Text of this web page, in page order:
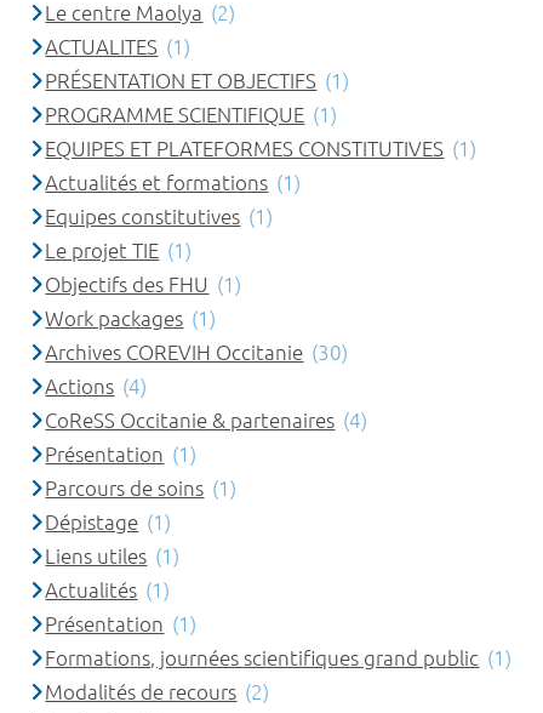
Le centre Maolya (2)
ACTUALITES (1)
PRÉSENTATION ET OBJECTIFS (1)
PROGRAMME SCIENTIFIQUE (1)
EQUIPES ET PLATEFORMES CONSTITUTIVES (1)
Actualités et formations (1)
Equipes constitutives (1)
Le projet TIE (1)
Objectifs des FHU (1)
Work packages (1)
Archives COREVIH Occitanie (30)
Actions (4)
CoReSS Occitanie & partenaires (4)
Présentation (1)
Parcours de soins (1)
Dépistage (1)
Liens utiles (1)
Actualités (1)
Présentation (1)
Formations, journées scientifiques grand public (1)
Modalités de recours (2)